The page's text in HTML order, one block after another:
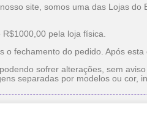
site, somos uma das Lojas
pela loja física.
o fechamento do pedido. Após
sofrer alterações, sem
separadas por modelos ou cor,